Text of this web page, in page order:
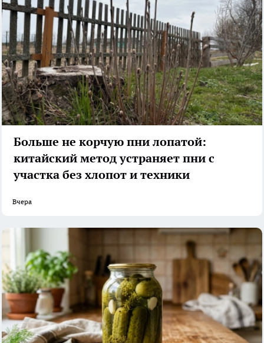
Больше не корчую пни лопатой:
китайский метод устраняет пни с
участка без хлопот и техники
Вчера